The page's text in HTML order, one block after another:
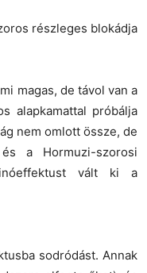
részleges blokádja
magas, de távol van a
alapkamattal próbálja
nem omlott össze, de
a Hormuzi-szorosi
vált ki a
sodródást. Annak